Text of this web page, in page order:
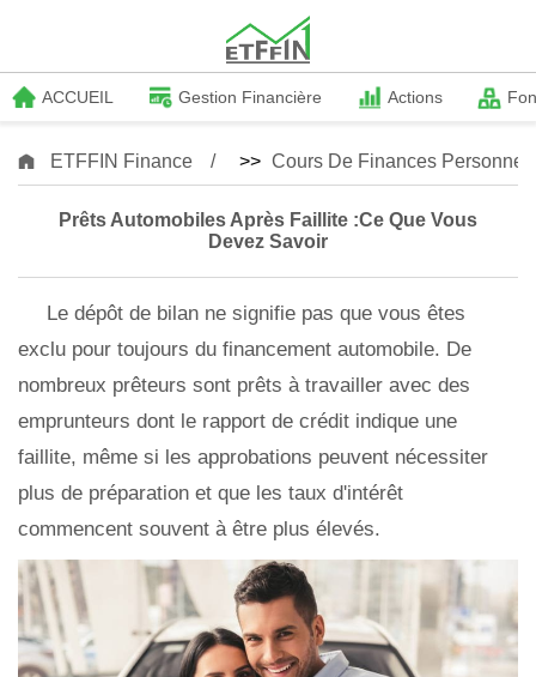
ACCUEIL Gestion Financière Actions
ETFFIN Finance >> Cours De Finances
Prêts Automobiles Après Faillite :ce Que Vous
Devez Savoir
Le dépôt de bilan ne signifie pas que vous êtes
exclu pour toujours du financement automobile. De
nombreux prêteurs sont prêts à travailler avec des
emprunteurs dont le rapport de crédit indique une
faillite, même si les approbations peuvent nécessiter
plus de préparation et que les taux d'intérêt
commencent souvent à être plus élevés.